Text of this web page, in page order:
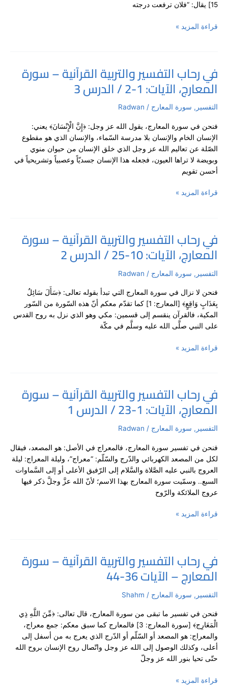
15] يقال: “فلان ترفعت درجته
الآيات:
35
قراءة المزيد »
في رحاب التفسير والتربية القرآنية – سورة
المعارج، الآيات: 1-2 / الدرس 3
التفسير , سورة المعارج /
Radwan
فنحن في سورة المعارج، يقول الله عز وجل: ﴿إِنَّ الْإِنْسَانَ﴾ يعني:
الإنسان الخام والإنسان بلا مدرسة السّماء، والإنسان الذي هو مقطوع
الصّلة عن تعاليم الله عز وجل الذي خلق الإنسان من حيوان منوي
وبويضة لا تراها العيون، فجعله هذا الإنسان جسديّاً وعصبياً وتشريحياً في
أحسن تقويم
في
رحاب
التفسير
والتربية
–
سورة
المعارج،
الآيات:
1-
/قراءة المزيد »
في رحاب التفسير والتربية القرآنية – سورة
المعارج، الآيات: 10-25 / الدرس 2
التفسير , سورة المعارج /
Radwan
فنحن لا نزال في سورة المعارج التي تبدأ بقوله تعالى: ﴿سَأَلَ سَائِلٌ
بِعَذَابٍ وَاقِعٍ﴾ [المعارج: 1] كما تقدّم معكم أنّ هذه السّورة من السّور
المكية، فالقرآن ينقسم إلى قسمين: مكي وهو الذي نزل به روح القدس
على النبي صلَّى الله عليه وسلَّم في مكّة
في
رحاب
التفسير
والتربية
–
سورة
المعارج،
الآيات:
25
قراءة المزيد »
في رحاب التفسير والتربية القرآنية – سورة
المعارج، الآيات: 1-23 / الدرس 1
التفسير , سورة المعارج /
Radwan
فنحن في تفسير سورة المعارج، فالمعراج في الأصل: هو المصعد، فيقال
لكل من المصعد الكهربائي والدّرج والسّلّم: “معراج”، وليلة المعراج: ليلة
العروج بالنبي عليه الصَّلاة والسَّلام إلى الرّفيق الأعلى أو إلى السَّماوات
السبع.. وسمّيت سورة المعارج بهذا الاسم؛ لأنّ الله عزَّ وجلَّ ذكر فيها
عروج الملائكة والرّوح
في
رحاب
التفسير
والتربية
–
سورة
المعارج،
الآيات:
1-
/قراءة المزيد »
في رحاب التفسير والتربية القرآنية – سورة
المعارج – الآيات 36-44
التفسير , سورة المعارج /
Shahm
فنحن في تفسير ما تبقى من سورة المعارج، قال تعالى: ﴿مِّنَ اللَّهِ ذِي
الْمَعَارِج﴾ [سورة المعارج: 3] فالمعارج كما سبق معكم: جمع معراج،
والمعراج: هو المصعد أو السّلّم أو الدّرج الذي يعرج به من أسفل إلى
أعلى، وكذلك الوصول إلى الله عز وجل واتّصال روح الإنسان بروح الله
حتّى تحيا بنور الله عز وجلّ
في
رحاب
التفسير
والتربية
–
سورة
المعارج
–
الآيات
44
قراءة المزيد »